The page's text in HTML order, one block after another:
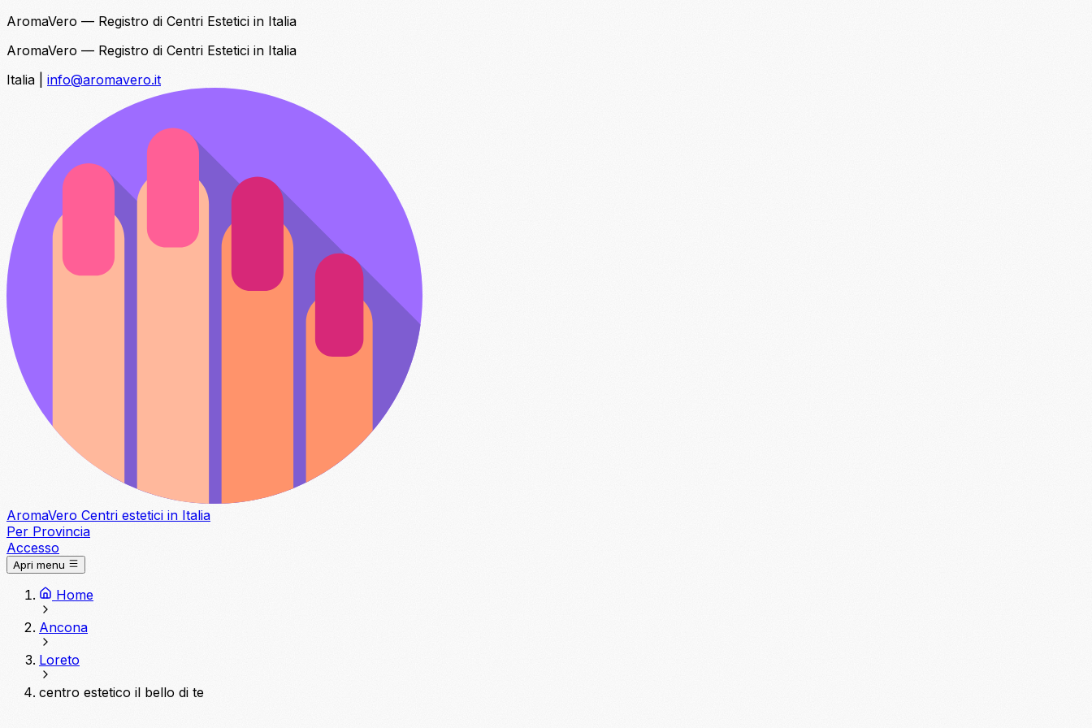
AromaVero — Registro di Centri Estetici in Italia
AromaVero — Registro di Centri Estetici in Italia
Italia
info@aromavero.it
AromaVero Centri estetici in Italia
Per Provincia
Accesso
Apri menu
Home
Ancona
Loreto
centro estetico il bello di te